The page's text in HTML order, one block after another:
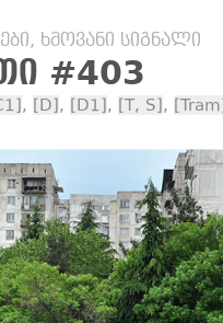
ხმოვანი სიგნალი
#403
, [D], [D1], [T, S],